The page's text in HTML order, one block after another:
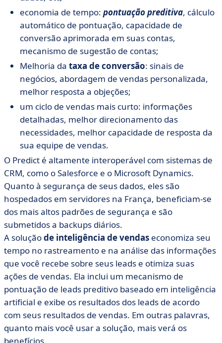
economia de tempo: pontuação preditiva, cálculo
automático de pontuação, capacidade de
conversão aprimorada em suas contas,
mecanismo de sugestão de contas;
Melhoria da taxa de conversão: sinais de
negócios, abordagem de vendas personalizada,
melhor resposta a objeções;
um ciclo de vendas mais curto: informações
detalhadas, melhor direcionamento das
necessidades, melhor capacidade de resposta da
sua equipe de vendas.
O Predict é altamente interoperável com sistemas de
CRM, como o Salesforce e o Microsoft Dynamics.
Quanto à segurança de seus dados, eles são
hospedados em servidores na França, beneficiam-se
dos mais altos padrões de segurança e são
submetidos a backups diários.
A soluçãode inteligência de vendas economiza seu
tempo no rastreamento e na análise das informações
que você recebe sobre seus leads e otimiza suas
ações de vendas. Ela inclui um mecanismo de
pontuação de leads preditivo baseado em inteligência
artificial e exibe os resultados dos leads de acordo
com seus resultados de vendas. Em outras palavras,
quanto mais você usar a solução, mais verá os